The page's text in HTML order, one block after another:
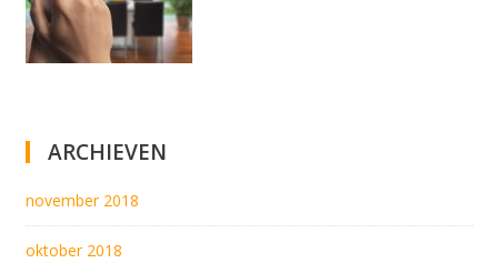
ARCHIEVEN
november 2018
oktober 2018